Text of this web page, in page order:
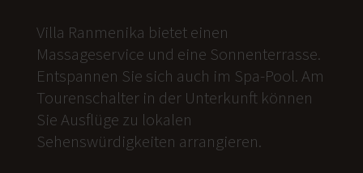
Villa Ranmenika bietet einen
Massageservice und eine Sonnenterrasse.
Entspannen Sie sich auch im Spa-Pool. Am
Tourenschalter in der Unterkunft können
Sie Ausflüge zu lokalen
Sehenswürdigkeiten arrangieren.